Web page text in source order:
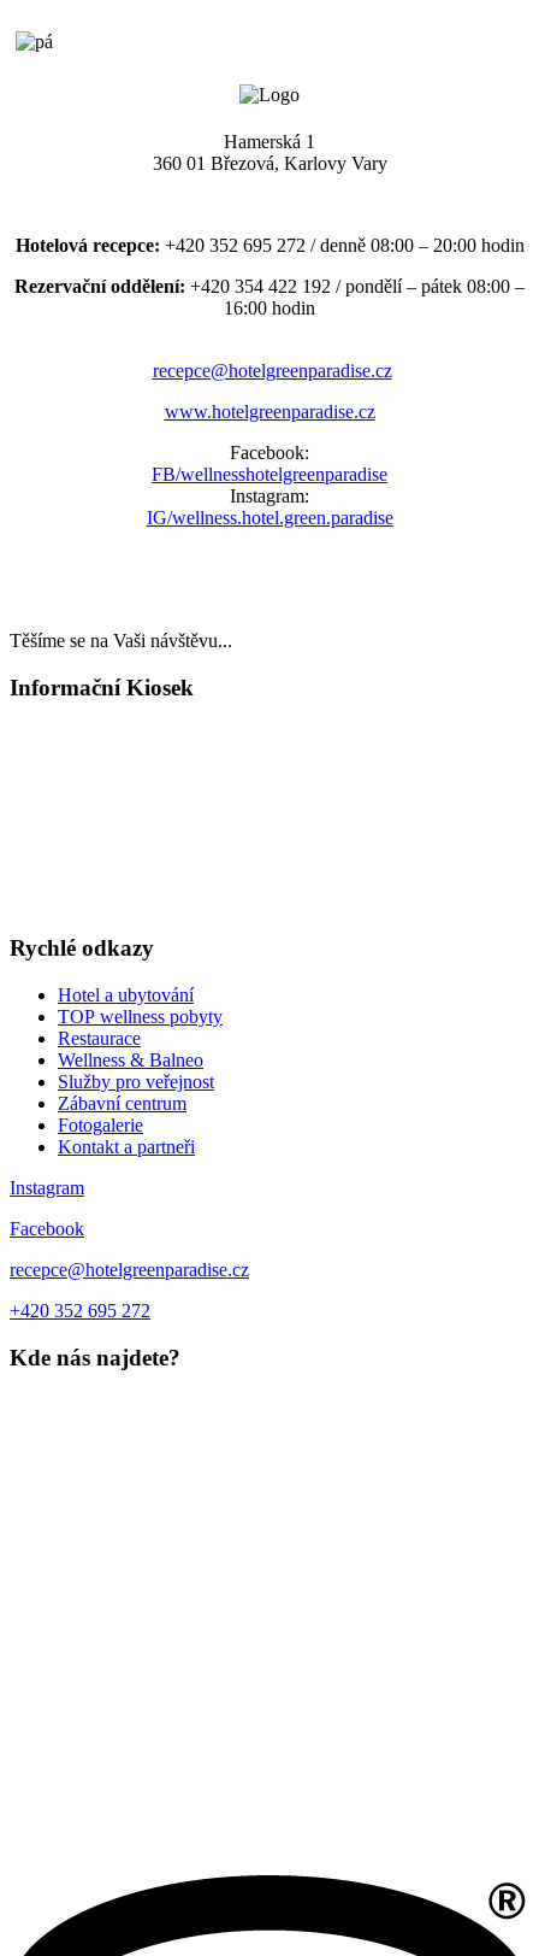
Hamerská 1
360 01 Březová, Karlovy Vary
Hotelová recepce: +420 352 695 272 / denně 08:00 – 20:00 hodin
Rezervační oddělení: +420 354 422 192 / pondělí – pátek 08:00 –
16:00 hodin
recepce@hotelgreenparadise.cz
www.hotelgreenparadise.cz
Facebook:
FB/wellnesshotelgreenparadise
Instagram:
IG/wellness.hotel.green.paradise
Těšíme se na Vaši návštěvu...
Informační Kiosek
Rychlé odkazy
Hotel a ubytování
TOP wellness pobyty
Restaurace
Wellness & Balneo
Služby pro veřejnost
Zábavní centrum
Fotogalerie
Kontakt a partneři
Instagram
Facebook
recepce@hotelgreenparadise.cz
+420 352 695 272
Kde nás najdete?